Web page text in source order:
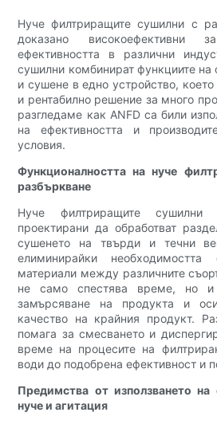
Нуче филтриращите сушилни с
доказано високоефективни
ефективността в различни
сушилни комбинират функциите на
и сушене в едно устройство,
и рентабилно решение за много
разгледаме как ANFD са били
на ефективността и
условия.
Функционалността на нуче
разбъркване
Нуче филтриращите
проектирани да обработват
сушенето на твърди и течни
елиминирайки
материали между различните
не само спестява време, но и
замърсяване на продукта и
качество на крайния продукт.
помага за смесването и
време на процесите на
води до подобрена ефективност и
Предимства от използването
нуче и агитация